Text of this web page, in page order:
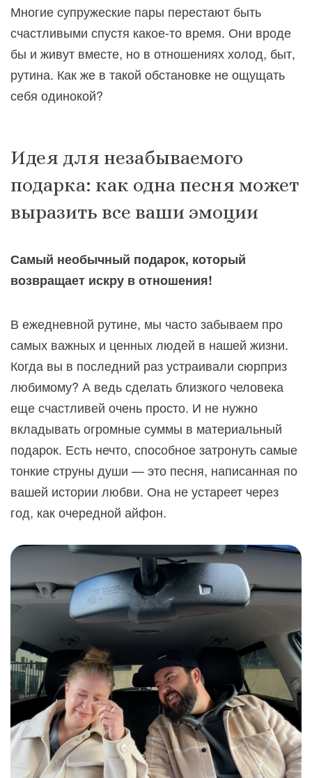
Многие супружеские пары перестают быть
счастливыми спустя какое-то время. Они вроде
бы и живут вместе, но в отношениях холод, быт,
рутина. Как же в такой обстановке не ощущать
себя одинокой?
Идея для незабываемого
подарка: как одна песня может
выразить все ваши эмоции
Самый необычный подарок, который
возвращает искру в отношения!
В ежедневной рутине, мы часто забываем про
самых важных и ценных людей в нашей жизни.
Когда вы в последний раз устраивали сюрприз
любимому? А ведь сделать близкого человека
еще счастливей очень просто. И не нужно
вкладывать огромные суммы в материальный
подарок. Есть нечто, способное затронуть самые
тонкие струны души — это песня, написанная по
вашей истории любви. Она не устареет через
год, как очередной айфон.